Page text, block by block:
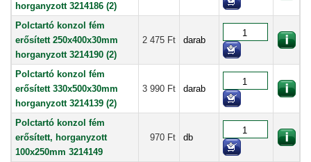
horganyzott 3214186 (2)
Polctartó konzol fém
erősített 250x400x30mm
horganyzott 3214190 (2)
2 475 Ft darab
Polctartó konzol fém
erősített 330x500x30mm
horganyzott 3214139 (2)
3 990 Ft darab
Polctartó konzol fém
erősített, horganyzott
100x250mm 3214149
970 Ft db